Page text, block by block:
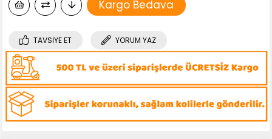
Kargo Bedava
TAVSIYE ET YORUM YAZ